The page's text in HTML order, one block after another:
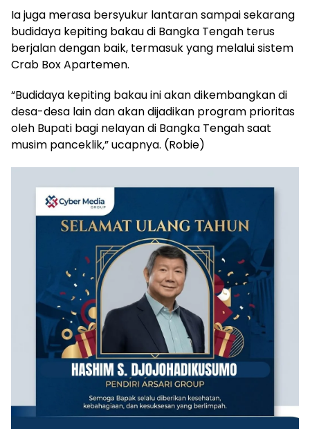
Ia juga merasa bersyukur lantaran sampai sekarang
budidaya kepiting bakau di Bangka Tengah terus
berjalan dengan baik, termasuk yang melalui sistem
Crab Box Apartemen.
“Budidaya kepiting bakau ini akan dikembangkan di
desa-desa lain dan akan dijadikan program prioritas
oleh Bupati bagi nelayan di Bangka Tengah saat
musim panceklik,” ucapnya. (Robie)